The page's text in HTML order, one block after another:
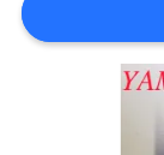
КАРТА
САЙТА